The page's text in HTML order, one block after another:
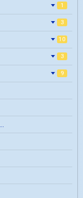
1
3
10
3
9